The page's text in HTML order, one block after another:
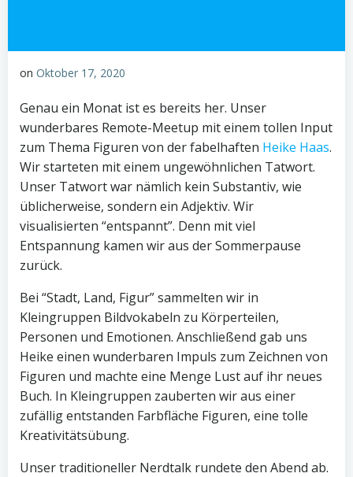
on Oktober 17, 2020
Genau ein Monat ist es bereits her. Unser
wunderbares Remote-Meetup mit einem tollen Input
zum Thema Figuren von der fabelhaften Heike Haas.
Wir starteten mit einem ungewöhnlichen Tatwort.
Unser Tatwort war nämlich kein Substantiv, wie
üblicherweise, sondern ein Adjektiv. Wir
visualisierten “entspannt”. Denn mit viel
Entspannung kamen wir aus der Sommerpause
zurück.
Bei “Stadt, Land, Figur” sammelten wir in
Kleingruppen Bildvokabeln zu Körperteilen,
Personen und Emotionen. Anschließend gab uns
Heike einen wunderbaren Impuls zum Zeichnen von
Figuren und machte eine Menge Lust auf ihr neues
Buch. In Kleingruppen zauberten wir aus einer
zufällig entstanden Farbfläche Figuren, eine tolle
Kreativitätsübung.
Unser traditioneller Nerdtalk rundete den Abend ab.